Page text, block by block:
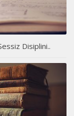
Disiplini..